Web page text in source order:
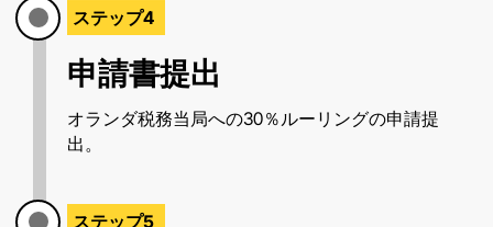
ステップ4
申請書提出
オランダ税務当局への30％ルーリングの申請提
出。
ステップ5